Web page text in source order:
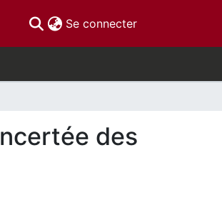
Se connecter(current)
des